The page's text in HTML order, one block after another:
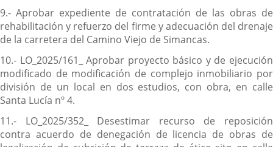
9.- Aprobar expediente de contratación de las obras de
rehabilitación y refuerzo del firme y adecuación del drenaje
de la carretera del Camino Viejo de Simancas.
10.- LO_2025/161_ Aprobar proyecto básico y de ejecución
modificado de modificación de complejo inmobiliario por
división de un local en dos estudios, con obra, en calle
Santa Lucía nº 4.
11.- LO_2025/352_ Desestimar recurso de reposición
contra acuerdo de denegación de licencia de obras de